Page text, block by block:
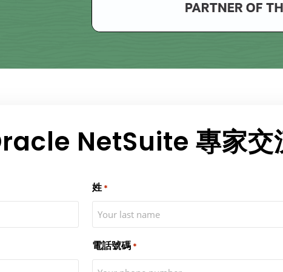
NetSuite 專家交
姓 *
電話號碼 *